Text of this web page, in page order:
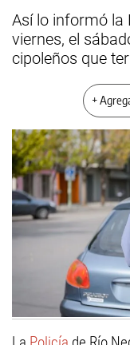
Así lo informó la
viernes, el
cipoleños que
+